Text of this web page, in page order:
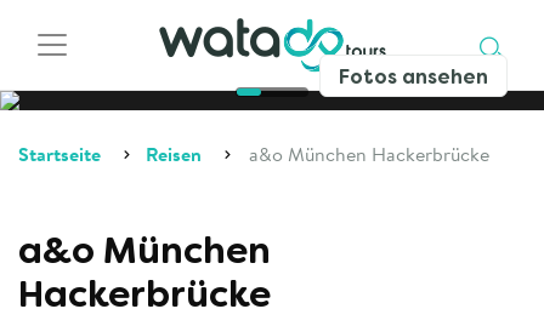
Fotos ansehen
Startseite Reisen a&o München Hackerbrücke
a&o München
Hackerbrücke